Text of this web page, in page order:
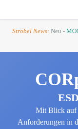
Ströbel News: Neu -
Mit Blick auf
Anforderungen in